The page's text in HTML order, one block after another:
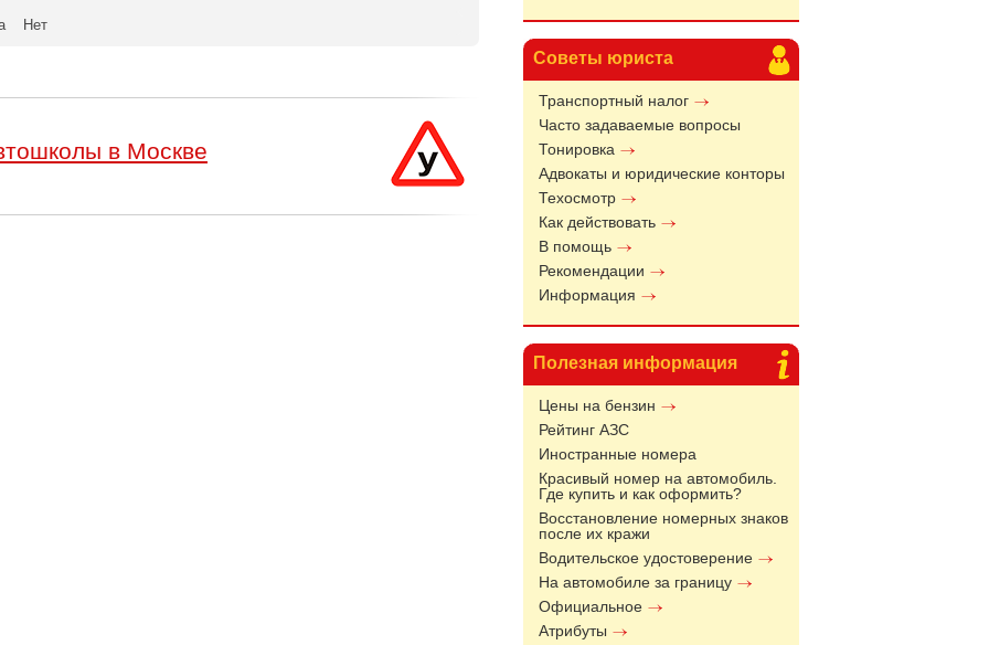
Советы юриста
Транспортный налог
Часто задаваемые вопросы
Тонировка
Адвокаты и юридические конторы
Техосмотр
Как действовать
В помощь
Рекомендации
Информация
Полезная информация
Цены на бензин
Рейтинг АЗС
Иностранные номера
Красивый номер на автомобиль.
Где купить и как оформить?
Восстановление номерных знаков
после их кражи
Водительское удостоверение
На автомобиле за границу
Официальное
Атрибуты
Нет
в Москве